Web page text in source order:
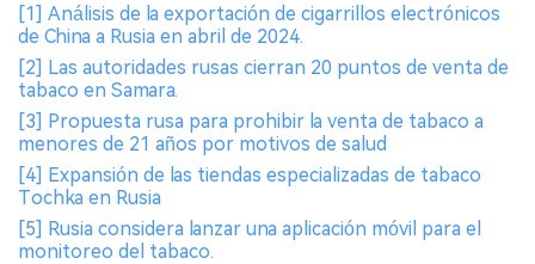
[1] Análisis de la exportación de cigarrillos electrónicos
de China a Rusia en abril de 2024.
[2] Las autoridades rusas cierran 20 puntos de venta de
tabaco en Samara.
[3] Propuesta rusa para prohibir la venta de tabaco a
menores de 21 años por motivos de salud
[4] Expansión de las tiendas especializadas de tabaco
Tochka en Rusia
[5] Rusia considera lanzar una aplicación móvil para el
monitoreo del tabaco.